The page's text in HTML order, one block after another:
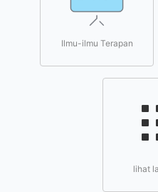
Ilmu-ilmu Terapan
lihat